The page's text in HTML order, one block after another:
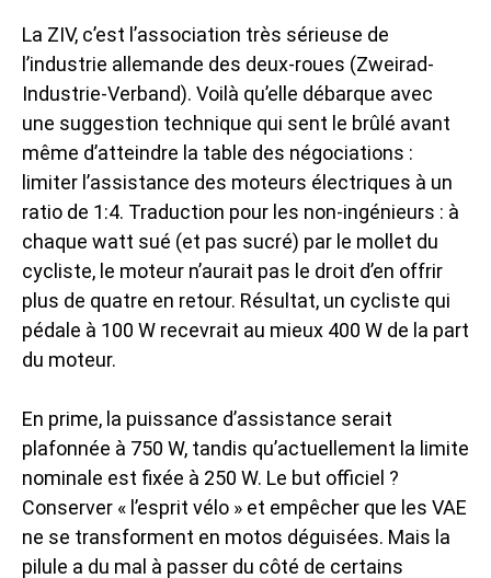
La ZIV, c’est l’association très sérieuse de
l’industrie allemande des deux-roues (Zweirad-
Industrie-Verband). Voilà qu’elle débarque avec
une suggestion technique qui sent le brûlé avant
même d’atteindre la table des négociations :
limiter l’assistance des moteurs électriques à un
ratio de 1:4. Traduction pour les non-ingénieurs : à
chaque watt sué (et pas sucré) par le mollet du
cycliste, le moteur n’aurait pas le droit d’en offrir
plus de quatre en retour. Résultat, un cycliste qui
pédale à 100 W recevrait au mieux 400 W de la part
du moteur.
En prime, la puissance d’assistance serait
plafonnée à 750 W, tandis qu’actuellement la limite
nominale est fixée à 250 W. Le but officiel ?
Conserver « l’esprit vélo » et empêcher que les VAE
ne se transforment en motos déguisées. Mais la
pilule a du mal à passer du côté de certains